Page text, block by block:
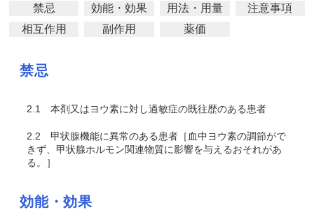
禁忌 効能・効果 用法・用量
注意事項
相互作用
副作用 薬価
禁忌
2.1 本剤又はヨウ素に対し過敏症の既往歴のある患者
2.2 甲状腺機能に異常のある患者［血中ヨウ素の調節がで
きず、甲状腺ホルモン関連物質に影響を与えるおそれがあ
る。］
効能・効果